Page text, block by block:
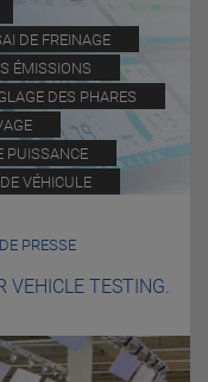
DE FREINAGE
ÉMISSIONS
DES PHARES
PUISSANCE
VÉHICULE
PRESSE
VEHICLE TESTING.